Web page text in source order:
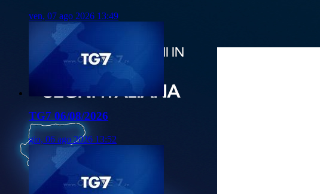
ven, 07 ago 2026 13:49
TG7 06/08/2026
gio, 06 ago 2026 13:52